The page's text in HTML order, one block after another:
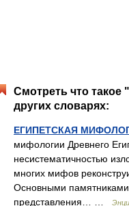
Смотреть что такое
других словарях:
ЕГИПЕТСКАЯ
мифологии Древнего
несистематичностью
многих мифов
Основными
представления… …